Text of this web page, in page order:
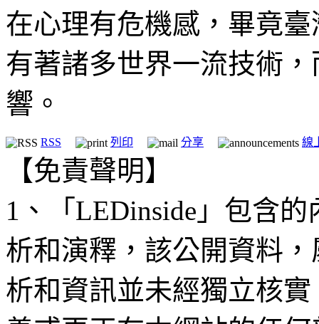
在心理有危機感，畢竟
有著諸多世界一流技術
響。
RSS 列印 分享 線
【免責聲明】
1、「LEDinside」包含
析和演釋，該公開資料
析和資訊並未經獨立核